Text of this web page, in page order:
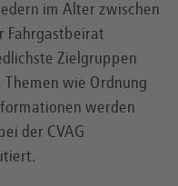
im Alter zwischen
Fahrgastbeirat
Zielgruppen
wie Ordnung
werden
der CVAG